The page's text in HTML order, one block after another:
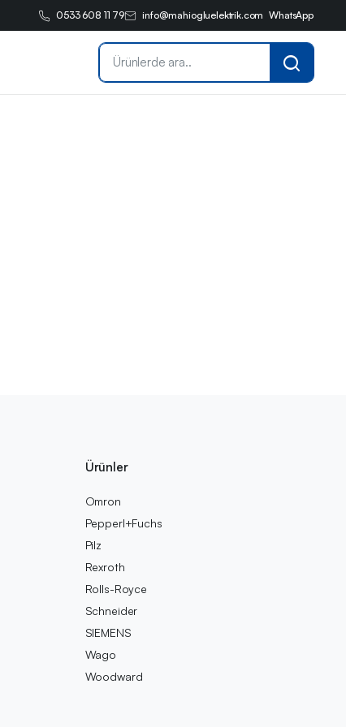
0533 608 11 79 info@mahiogluelektrik.com WhatsApp
Ürünler
Omron
Pepperl+Fuchs
Pilz
Rexroth
Rolls-Royce
Schneider
SIEMENS
Wago
Woodward